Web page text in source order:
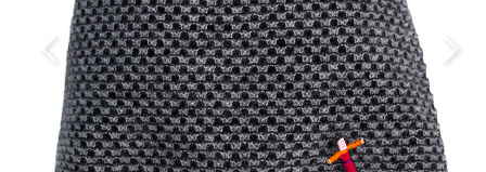
Previous Next